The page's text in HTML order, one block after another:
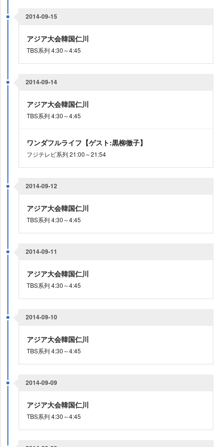
2014-09-15
アジア大会韓国仁川
TBS系列 4:30～4:45
2014-09-14
アジア大会韓国仁川
TBS系列 4:30～4:45
ワンダフルライフ【ゲスト:黒柳徹子】
フジテレビ系列 21:00～21:54
2014-09-12
アジア大会韓国仁川
TBS系列 4:30～4:45
2014-09-11
アジア大会韓国仁川
TBS系列 4:30～4:45
2014-09-10
アジア大会韓国仁川
TBS系列 4:30～4:45
2014-09-09
アジア大会韓国仁川
TBS系列 4:30～4:45